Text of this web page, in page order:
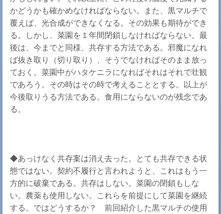
かどうかも確かめなければならない。また、黒マルチで
覆えば、光合成ができなくなる。その効果も期待ができ
る。しかし、菜園を１年間閉鎖しなければならない。最
後は、今までと同様、共存する方法である。邪魔になれ
ば抜き取り（切り取り）、そうでなければそのまま放っ
ておく。菜園中がハタケニラになればそれはそれで壮観
であろう。その時はその時で考えることとする。以上が
今後取りうる方法である。食用にならないのが残念であ
る。
◆あっけなく共存案は消え去った。とても共存できる状
態ではない。契約不履行と言われようと、これはもう一
方的に破棄である。共存はしない。菜園の閉鎖もしな
い。農薬も使用しない。これらを前提にして菜園を継続
する。ではどうするか？ 前回紹介した黒マルチの使用